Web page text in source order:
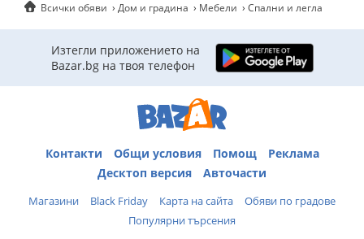
Всички обяви Дом и градина Мебели Спални и легла
Изтегли приложението на
Bazar.bg на твоя телефон
Контакти Общи условия Помощ
Реклама
Десктоп версия
Авточасти
Магазини Black Friday Карта на сайта
Обяви по градове
Популярни търсения